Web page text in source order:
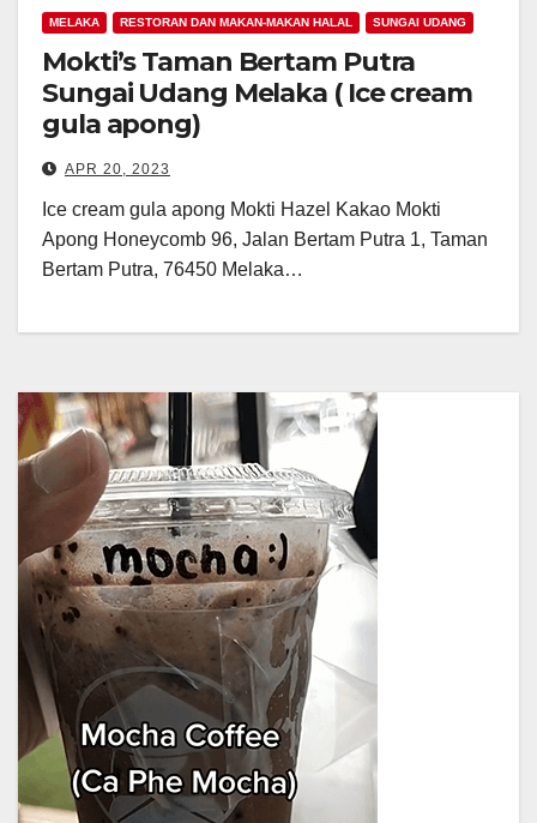
MELAKA RESTORAN DAN MAKAN-MAKAN HALAL SUNGAI UDANG
Mokti’s Taman Bertam Putra
Sungai Udang Melaka ( Ice cream
gula apong)
APR 20, 2023
Ice cream gula apong Mokti Hazel Kakao Mokti
Apong Honeycomb 96, Jalan Bertam Putra 1, Taman
Bertam Putra, 76450 Melaka…